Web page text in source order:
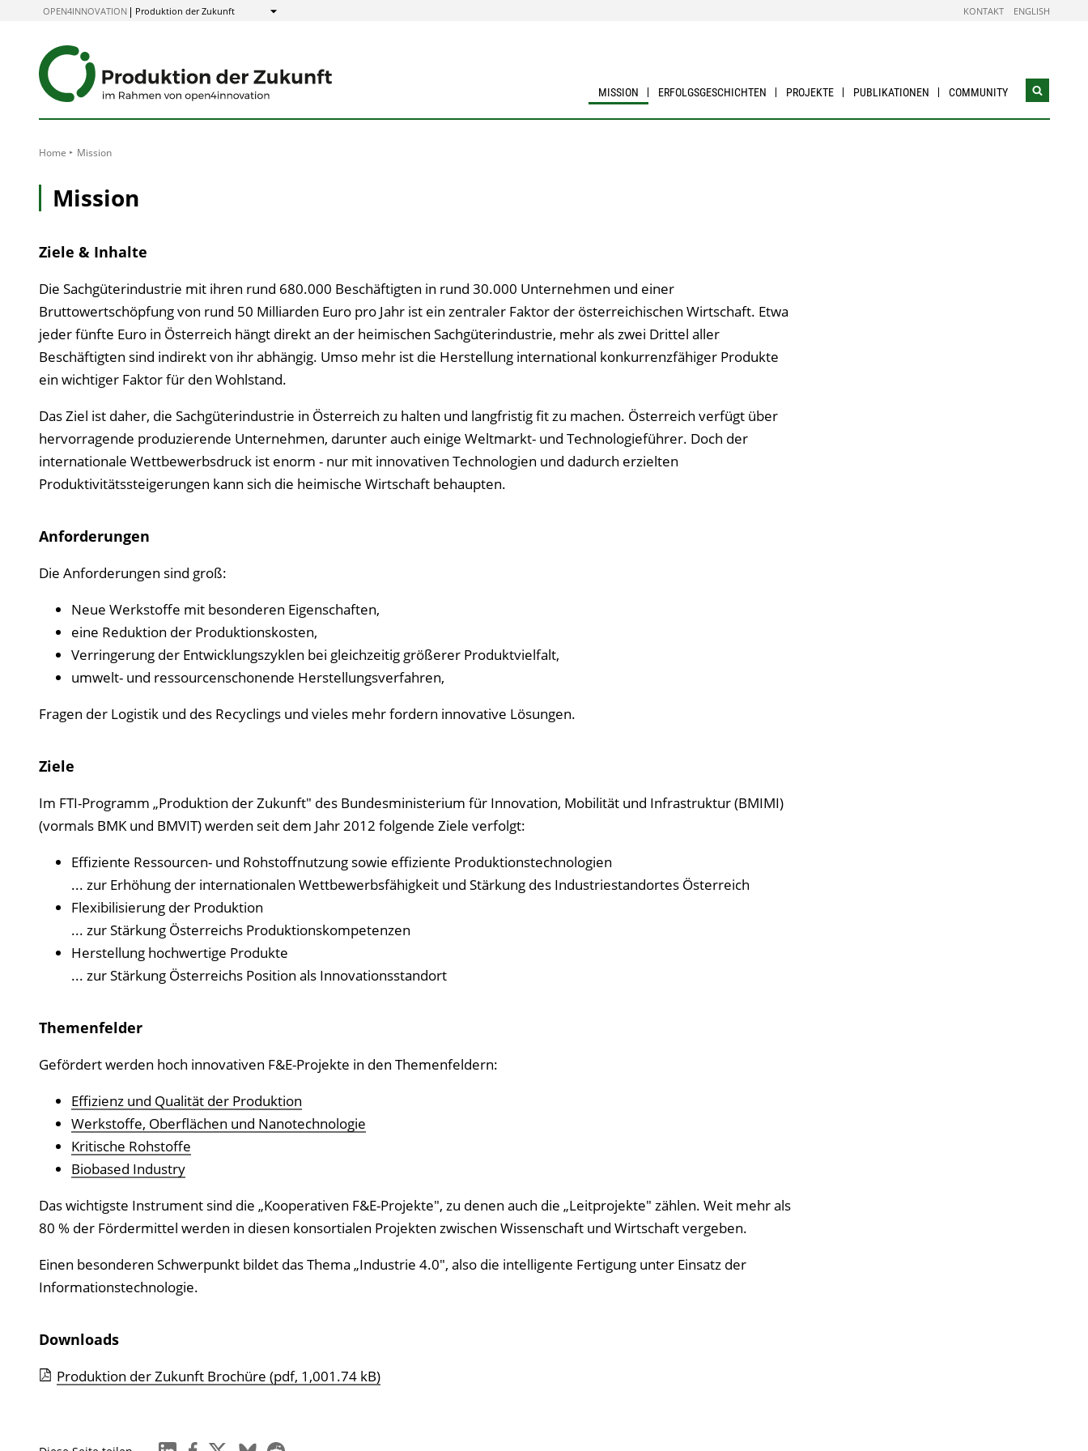
OPEN4INNOVATION Produktion der Zukunft
Anzeigen
KONTAKT ENGLISH
MISSION ERFOLGSGESCHICHTEN PROJEKTE PUBLIKATIONEN COMMUNITY
Home Mission
Mission
Ziele & Inhalte
Die Sachgüterindustrie mit ihren rund 680.000 Beschäftigten in rund 30.000 Unternehmen und einer
Bruttowertschöpfung von rund 50 Milliarden Euro pro Jahr ist ein zentraler Faktor der österreichischen Wirtschaft. Etwa
jeder fünfte Euro in Österreich hängt direkt an der heimischen Sachgüterindustrie, mehr als zwei Drittel aller
Beschäftigten sind indirekt von ihr abhängig. Umso mehr ist die Herstellung international konkurrenzfähiger Produkte
ein wichtiger Faktor für den Wohlstand.
Das Ziel ist daher, die Sachgüterindustrie in Österreich zu halten und langfristig fit zu machen. Österreich verfügt über
hervorragende produzierende Unternehmen, darunter auch einige Weltmarkt- und Technologieführer. Doch der
internationale Wettbewerbsdruck ist enorm - nur mit innovativen Technologien und dadurch erzielten
Produktivitätssteigerungen kann sich die heimische Wirtschaft behaupten.
Anforderungen
Die Anforderungen sind groß:
Neue Werkstoffe mit besonderen Eigenschaften,
eine Reduktion der Produktionskosten,
Verringerung der Entwicklungszyklen bei gleichzeitig größerer Produktvielfalt,
umwelt- und ressourcenschonende Herstellungsverfahren,
Fragen der Logistik und des Recyclings und vieles mehr fordern innovative Lösungen.
Ziele
Im FTI-Programm „Produktion der Zukunft" des Bundesministerium für Innovation, Mobilität und Infrastruktur (BMIMI)
(vormals BMK und BMVIT) werden seit dem Jahr 2012 folgende Ziele verfolgt:
Effiziente Ressourcen- und Rohstoffnutzung sowie effiziente Produktionstechnologien
... zur Erhöhung der internationalen Wettbewerbsfähigkeit und Stärkung des Industriestandortes Österreich
Flexibilisierung der Produktion
... zur Stärkung Österreichs Produktionskompetenzen
Herstellung hochwertige Produkte
... zur Stärkung Österreichs Position als Innovationsstandort
Themenfelder
Gefördert werden hoch innovativen F&E-Projekte in den Themenfeldern:
Effizienz und Qualität der Produktion
Werkstoffe, Oberflächen und Nanotechnologie
Kritische Rohstoffe
Biobased Industry
Das wichtigste Instrument sind die „Kooperativen F&E-Projekte", zu denen auch die „Leitprojekte" zählen. Weit mehr als
80 % der Fördermittel werden in diesen konsortialen Projekten zwischen Wissenschaft und Wirtschaft vergeben.
Einen besonderen Schwerpunkt bildet das Thema „Industrie 4.0", also die intelligente Fertigung unter Einsatz der
Informationstechnologie.
Downloads
Produktion der Zukunft Brochüre (pdf, 1,001.74 kB)
linkedinfacebook
x blueskyreddit